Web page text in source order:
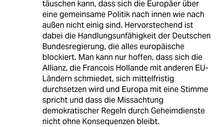
täuschen kann, dass sich die Europäer über
eine gemeinsame Politik nach innen wie nach
außen nicht einig sind. Hervorstechend ist
dabei die Handlungsunfähigkeit der Deutschen
Bundesregierung, die alles europäische
blockiert. Man kann nur hoffen, dass sich die
Allianz, die Francois Hollande mit anderen EU-
Ländern schmiedet, sich mittelfristig
durchsetzen wird und Europa mit eine Stimme
spricht und dass die Missachtung
demokratischer Regeln durch Geheimdienste
nicht ohne Konsequenzen bleibt.